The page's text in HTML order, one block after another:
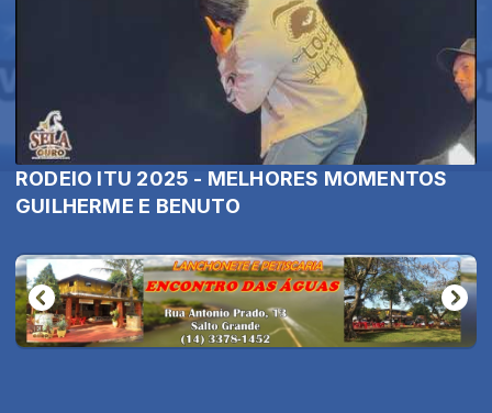
RODEIO ITU 2025 - MELHORES MOMENTOS
GUILHERME E BENUTO